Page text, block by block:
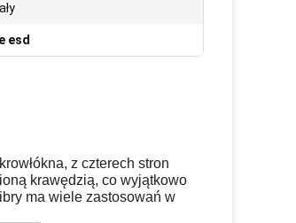
esd
z czterech stron
krawędzią, co wyjątkowo
ma wiele zastosowań w